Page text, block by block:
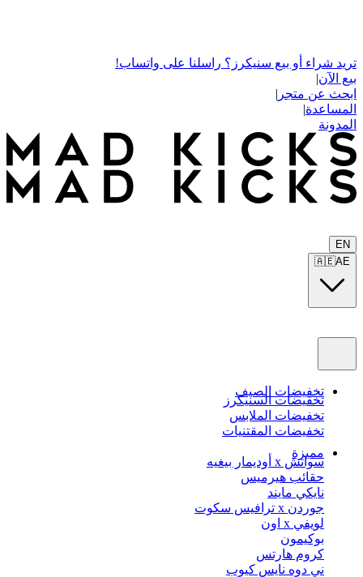
تريد شراء أو بيع سنيكرز؟ راسلنا على واتساب!
بيع الآن|
ابحث عن متجر |
المساعدة|
المدونة
EN
🇦🇪AE
تخفيضات الصيف
تخفيضات السنيكرز
تخفيضات الملابس
تخفيضات المقتنيات
مميزة
سواتش x أوديمار بيغيه
حقائب هيرميس
نايكي مايند
جوردن x ترافيس سكوت
لويفي x اون
بوكيمون
كروم هارتس
ني دوه نايس كيوب